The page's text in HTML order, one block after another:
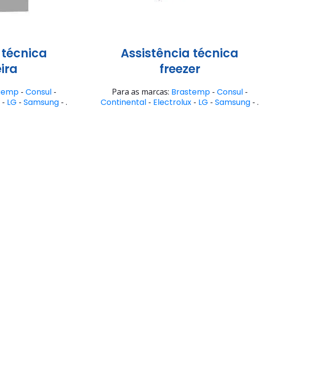
- Consul-
- LG - Samsung - .
Assistência técnica
freezer
Para as marcas: Brastemp- Consul-
Continental - Electrolux - LG - Samsung - .